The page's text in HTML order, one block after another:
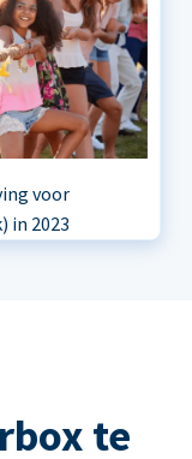
voor
in 2023
te